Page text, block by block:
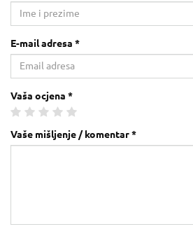
E-mail adresa *
Vaša ocjena *
Vaše mišljenje / komentar *